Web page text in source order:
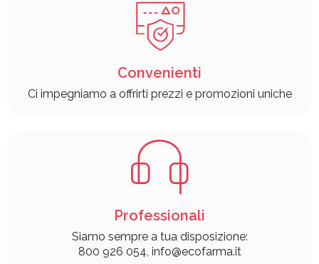
Convenienti
Ci impegniamo a offrirti prezzi e promozioni uniche
Professionali
Siamo sempre a tua disposizione:
800 926 054, info@ecofarma.it